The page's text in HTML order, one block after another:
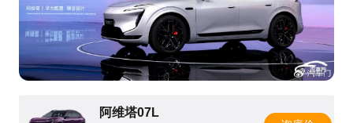
阿维塔07L